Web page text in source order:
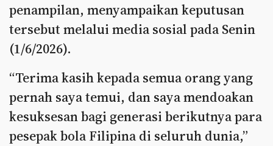
penampilan, menyampaikan keputusan
tersebut melalui media sosial pada Senin
(1/6/2026).
“Terima kasih kepada semua orang yang
pernah saya temui, dan saya mendoakan
kesuksesan bagi generasi berikutnya para
pesepak bola Filipina di seluruh dunia,”